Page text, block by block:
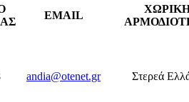
ΕMAIL
andia@otenet.gr Στερεά